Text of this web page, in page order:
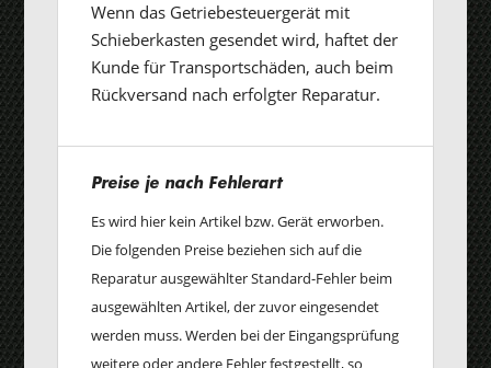
Wenn das Getriebesteuergerät mit
Schieberkasten gesendet wird, haftet der
Kunde für Transportschäden, auch beim
Rückversand nach erfolgter Reparatur.
Preise je nach Fehlerart
Es wird hier kein Artikel bzw. Gerät erworben.
Die folgenden Preise beziehen sich auf die
Reparatur ausgewählter Standard-Fehler beim
ausgewählten Artikel, der zuvor eingesendet
werden muss. Werden bei der Eingangsprüfung
weitere oder andere Fehler festgestellt, so